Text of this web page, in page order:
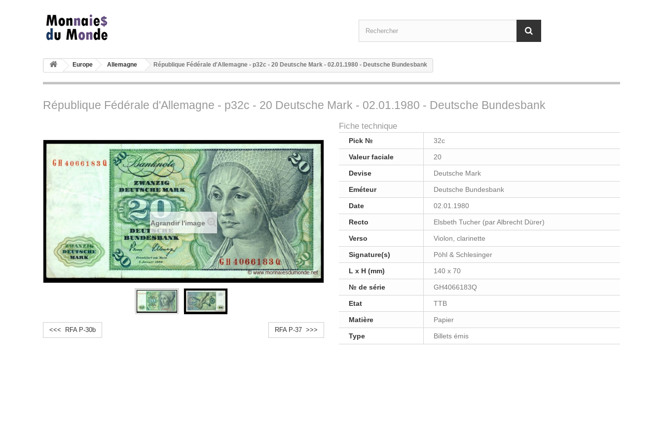
Europe Allemagne République Fédérale d'Allemagne - p32c - 20 Deutsche Mark - 02.01.1980 - Deutsche Bundesbank
République Fédérale d'Allemagne - p32c - 20 Deutsche Mark - 02.01.1980 - Deutsche Bundesbank
Agrandir l'image
<<< RFA P-30b RFA P-37 >>>
Fiche technique
Pick № 32c
Valeur faciale 20
Devise Deutsche Mark
Eméteur Deutsche Bundesbank
Date 02.01.1980
Recto Elsbeth Tucher (par Albrecht Dürer)
Verso Violon, clarinette
Signature(s) Pöhl & Schlesinger
L x H (mm) 140 x 70
№ de série GH4066183Q
Etat TTB
Matière Papier
Type Billets émis